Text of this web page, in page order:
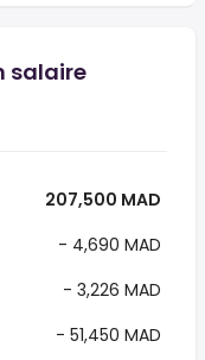
salaire
207,500 MAD
- 4,690 MAD
- 3,226 MAD
- 51,450 MAD